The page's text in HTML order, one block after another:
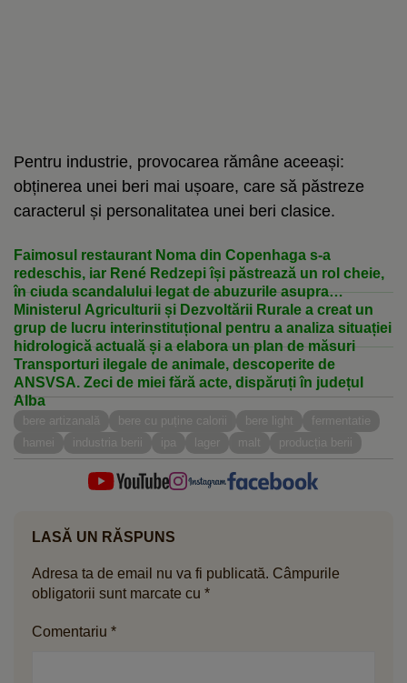
Pentru industrie, provocarea rămâne aceeași:
obținerea unei beri mai ușoare, care să păstreze
caracterul și personalitatea unei beri clasice.
Faimosul restaurant Noma din Copenhaga s-a
redeschis, iar René Redzepi își păstrează un rol cheie,
în ciuda scandalului legat de abuzurile asupra
personalului
Ministerul Agriculturii și Dezvoltării Rurale a creat un
grup de lucru interinstituțional pentru a analiza situației
hidrologică actuală și a elabora un plan de măsuri
Transporturi ilegale de animale, descoperite de
ANSVSA. Zeci de miei fără acte, dispăruți în județul
Alba
bere artizanală bere cu puține calorii bere light
fermentatie
hamei
industria berii ipa lager malt producția berii
LASĂ UN RĂSPUNS
Adresa ta de email nu va fi publicată. Câmpurile
obligatorii sunt marcate cu *
Comentariu *